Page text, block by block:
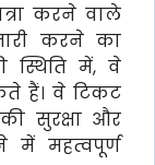
करने वाले
करने का
स्थिति में, वे
हैं। वे टिकट
की सुरक्षा और
में महत्वपूर्ण